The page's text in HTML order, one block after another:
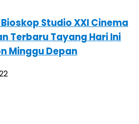
Studio XXI Cinema
Terbaru Tayang Hari Ini
Minggu Depan